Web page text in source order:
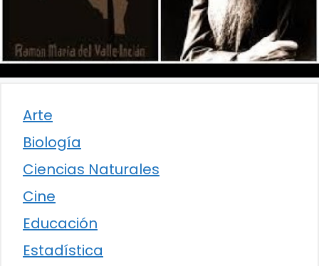
Arte
Biología
Ciencias Naturales
Cine
Educación
Estadística